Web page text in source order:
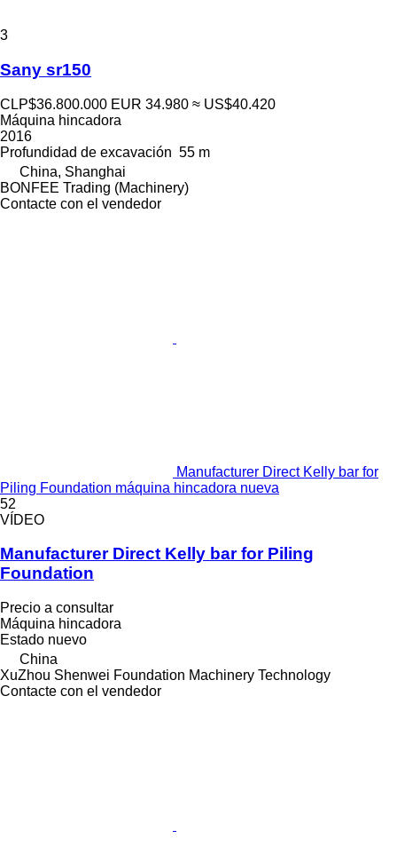
3
Sany sr150
CLP$36.800.000 EUR 34.980 ≈ US$40.420
Máquina hincadora
2016
Profundidad de excavación 55 m
China, Shanghai
BONFEE Trading (Machinery)
Contacte con el vendedor
Manufacturer Direct Kelly bar for
Piling Foundation máquina hincadora nueva
52
VÍDEO
Manufacturer Direct Kelly bar for Piling
Foundation
Precio a consultar
Máquina hincadora
Estado nuevo
China
XuZhou Shenwei Foundation Machinery Technology
Contacte con el vendedor